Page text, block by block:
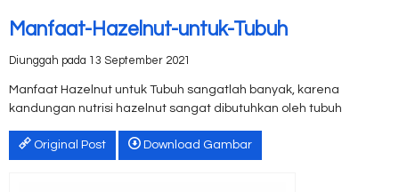
Manfaat-Hazelnut-untuk-Tubuh
Diunggah pada 13 September 2021
Manfaat Hazelnut untuk Tubuh sangatlah banyak, karena
kandungan nutrisi hazelnut sangat dibutuhkan oleh tubuh
Original Post Download Gambar